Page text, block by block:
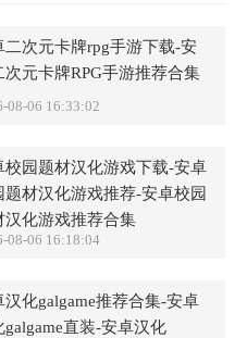
二次元卡牌rpg手游下载-安
次元卡牌RPG手游推荐合集
08-06 16:33:02
校园题材汉化游戏下载-安卓
题材汉化游戏推荐-安卓校园
汉化游戏推荐合集
08-06 16:18:04
汉化galgame推荐合集-安卓
galgame直装-安卓汉化